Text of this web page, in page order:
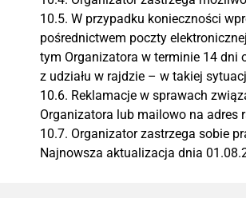
10.5. W przypadku konieczności
pośrednictwem poczty
tym Organizatora w terminie 14 dni
z udziału w rajdzie – w takiej
10.6. Reklamacje w sprawach
Organizatora lub mailowo na adres
10.7. Organizator zastrzega sobie
Najnowsza aktualizacja dnia